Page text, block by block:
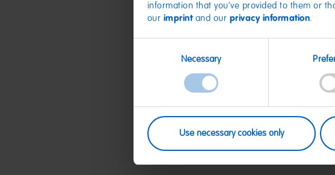
information that you’ve provided to them or
our imprintand our privacy information.
Necessary
Use necessary cookies only